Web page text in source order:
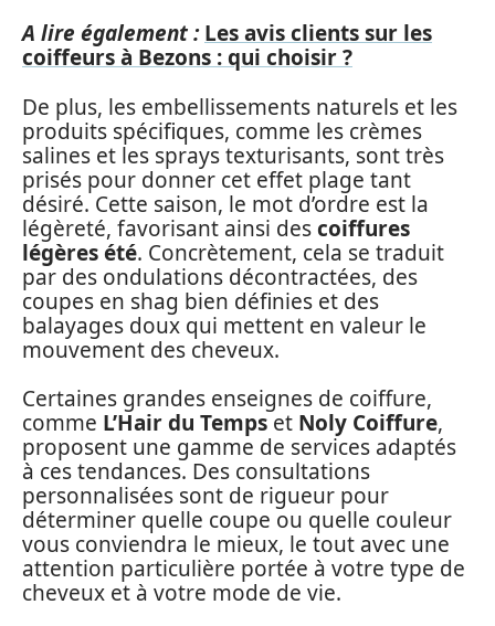
A lire également : Les avis clients sur les
coiffeurs à Bezons : qui choisir ?
De plus, les embellissements naturels et les
produits spécifiques, comme les crèmes
salines et les sprays texturisants, sont très
prisés pour donner cet effet plage tant
désiré. Cette saison, le mot d’ordre est la
légèreté, favorisant ainsi descoiffures
légères été. Concrètement, cela se traduit
par des ondulations décontractées, des
coupes en shag bien définies et des
balayages doux qui mettent en valeur le
mouvement des cheveux.
Certaines grandes enseignes de coiffure,
comme L’Hair du Temps et Noly Coiffure,
proposent une gamme de services adaptés
à ces tendances. Des consultations
personnalisées sont de rigueur pour
déterminer quelle coupe ou quelle couleur
vous conviendra le mieux, le tout avec une
attention particulière portée à votre type de
cheveux et à votre mode de vie.